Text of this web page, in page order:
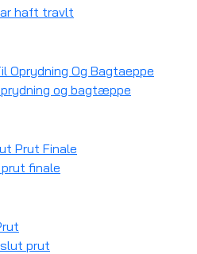
haft travlt
og bagtæppe
finale
prut